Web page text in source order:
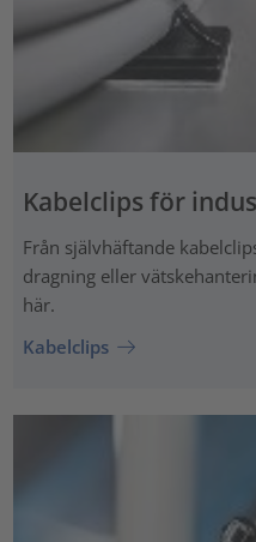
Kabelclips för
Från självhäftande
dragning eller
här.
Kabelclips